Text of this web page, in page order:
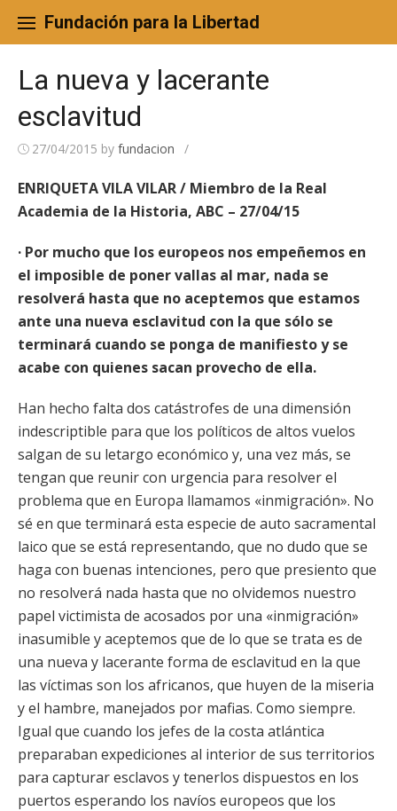
content
Fundación para la Libertad
La nueva y lacerante
esclavitud
27/04/2015 by fundacion /
ENRIQUETA VILA VILAR / Miembro de la Real
Academia de la Historia, ABC – 27/04/15
· Por mucho que los europeos nos empeñemos en
el imposible de poner vallas al mar, nada se
resolverá hasta que no aceptemos que estamos
ante una nueva esclavitud con la que sólo se
terminará cuando se ponga de manifiesto y se
acabe con quienes sacan provecho de ella.
Han hecho falta dos catástrofes de una dimensión
indescriptible para que los políticos de altos vuelos
salgan de su letargo económico y, una vez más, se
tengan que reunir con urgencia para resolver el
problema que en Europa llamamos «inmigración». No
sé en que terminará esta especie de auto sacramental
laico que se está representando, que no dudo que se
haga con buenas intenciones, pero que presiento que
no resolverá nada hasta que no olvidemos nuestro
papel victimista de acosados por una «inmigración»
inasumible y aceptemos que de lo que se trata es de
una nueva y lacerante forma de esclavitud en la que
las víctimas son los africanos, que huyen de la miseria
y el hambre, manejados por mafias. Como siempre.
Igual que cuando los jefes de la costa atlántica
preparaban expediciones al interior de sus territorios
para capturar esclavos y tenerlos dispuestos en los
puertos esperando los navíos europeos que los